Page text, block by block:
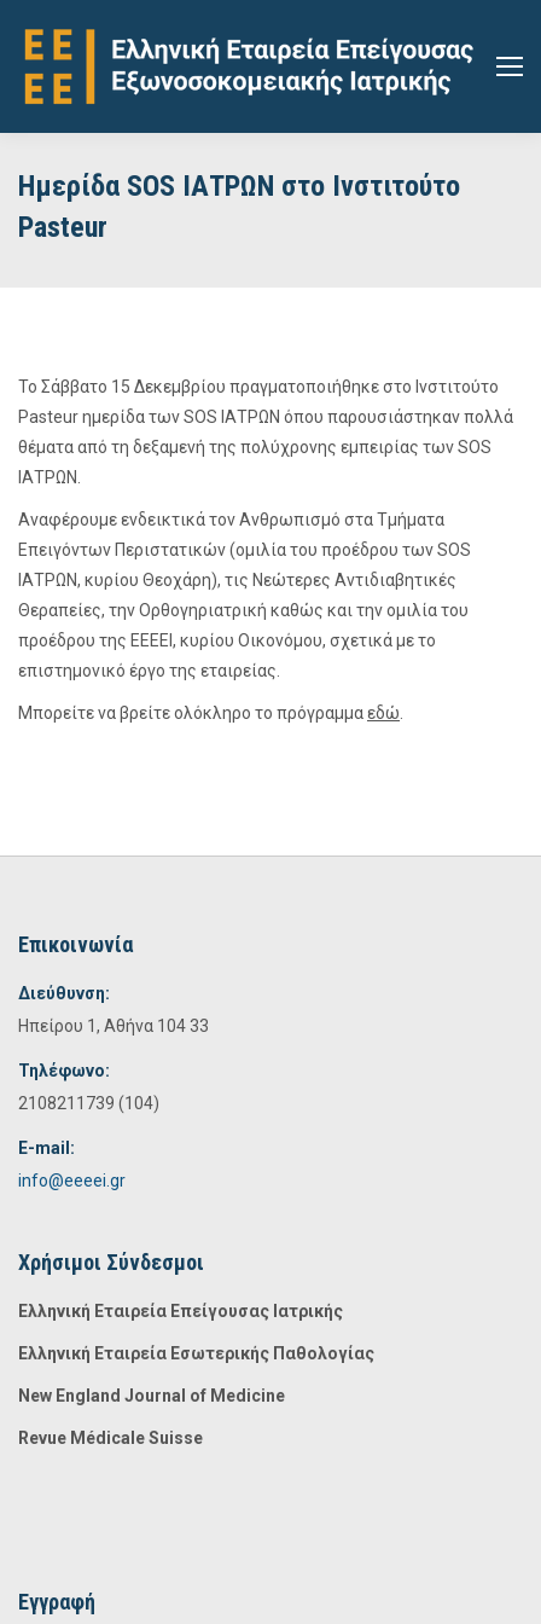
Ημερίδα SOS ΙΑΤΡΩΝ στο Ινστιτούτο
Pasteur
Το Σάββατο 15 Δεκεμβρίου πραγματοποιήθηκε στο Ινστιτούτο
Pasteur ημερίδα των SOS ΙΑΤΡΩΝ όπου παρουσιάστηκαν πολλά
θέματα από τη δεξαμενή της πολύχρονης εμπειρίας των SOS
ΙΑΤΡΩΝ.
Αναφέρουμε ενδεικτικά τον Ανθρωπισμό στα Τμήματα
Επειγόντων Περιστατικών (ομιλία του προέδρου των SOS
ΙΑΤΡΩΝ, κυρίου Θεοχάρη), τις Νεώτερες Αντιδιαβητικές
Θεραπείες, την Ορθογηριατρική καθώς και την ομιλία του
προέδρου της ΕΕΕΕΙ, κυρίου Οικονόμου, σχετικά με το
επιστημονικό έργο της εταιρείας.
Μπορείτε να βρείτε ολόκληρο το πρόγραμμαεδώ
Επικοινωνία
Διεύθυνση:
Ηπείρου 1, Αθήνα 104 33
Τηλέφωνο:
2108211739 (104)
E-mail:
info@eeeei.gr
Χρήσιμοι Σύνδεσμοι
Ελληνική Εταιρεία Επείγουσας Ιατρικής
Ελληνική Εταιρεία Εσωτερικής Παθολογίας
New England Journal of Medicine
Revue Médicale Suisse
Εγγραφή